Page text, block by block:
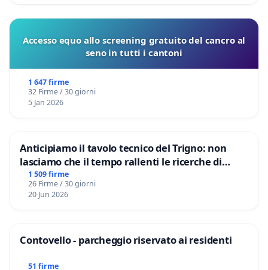
Accesso equo allo screening gratuito del cancro al
seno in tutti i cantoni
1 647 firme
32 Firme / 30 giorni
5 Jan 2026
Anticipiamo il tavolo tecnico del Trigno: non
lasciamo che il tempo rallenti le ricerche di
Domenico Racanati
1 509 firme
26 Firme / 30 giorni
20 Jun 2026
Contovello - parcheggio riservato ai residenti
51 firme